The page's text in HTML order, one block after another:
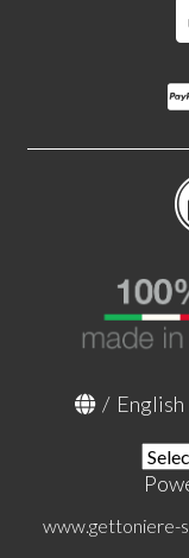
/ English
www.gettoniere-